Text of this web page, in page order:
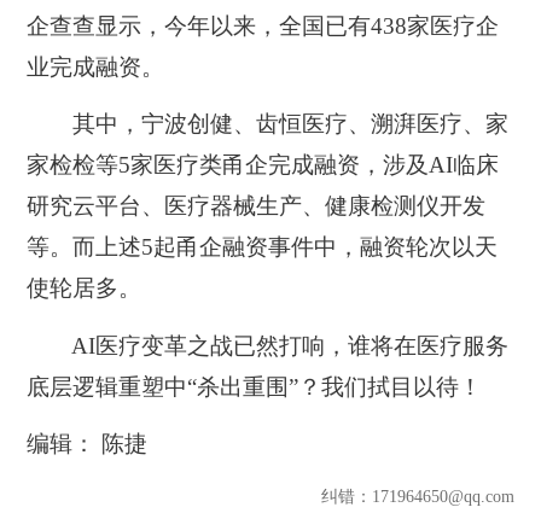
企查查显示，今年以来，全国已有438家医疗企
业完成融资。
其中，宁波创健、齿恒医疗、溯湃医疗、家
家检检等5家医疗类甬企完成融资，涉及AI临床
研究云平台、医疗器械生产、健康检测仪开发
等。而上述5起甬企融资事件中，融资轮次以天
使轮居多。
AI医疗变革之战已然打响，谁将在医疗服务
底层逻辑重塑中“杀出重围”？我们拭目以待！
编辑： 陈捷
纠错：171964650@qq.com